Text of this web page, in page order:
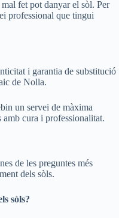
fet pot danyar el sòl. Per
professional que tingui
i garantia de substitució
de Nolla.
un servei de màxima
amb cura i professionalitat.
de les preguntes més
dels sòls.
sòls?